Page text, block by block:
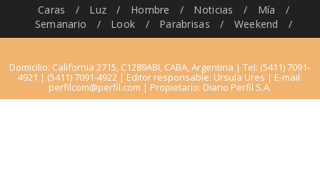
Caras
/ Luz / Hombre / Noticias / Mía
/
Semanario
/ Look / Parabrisas / Weekend /
Domicilio: California 2715, C1289ABI, CABA, Argentina | Tel: (5411) 7091-
4921 | (5411) 7091-4922 | Editor responsable: Ursula Ures | E-mail:
perfilcom@perfil.com | Propietario: Diario Perfil S.A.